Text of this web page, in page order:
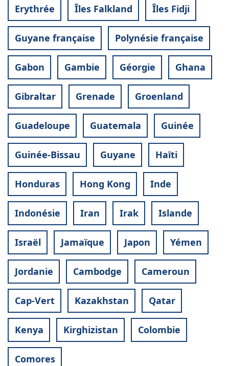
Erythrée Îles Falkland Îles Fidji
Guyane française Polynésie française
Gabon Gambie Géorgie Ghana
Gibraltar Grenade Groenland
Guadeloupe Guatemala Guinée
Guinée-Bissau Guyane Haïti
Honduras Hong Kong Inde
Indonésie Iran Irak Islande
Israël Jamaïque Japon Yémen
Jordanie Cambodge Cameroun
Cap-Vert Kazakhstan Qatar
Kenya Kirghizistan Colombie
Comores